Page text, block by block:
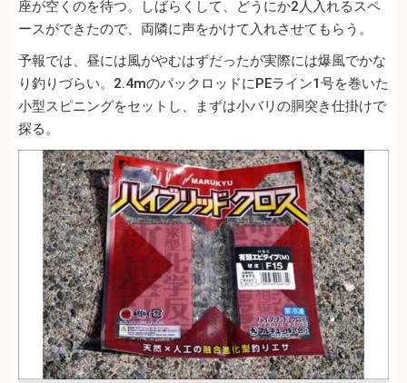
座が空くのを待つ。しばらくして、どうにか2人入れるスペ
ースができたので、両隣に声をかけて入れさせてもらう。
予報では、昼には風がやむはずだったが実際には爆風でかな
り釣りづらい。2.4mのパックロッドにPEライン1号を巻いた
小型スピニングをセットし、まずは小バリの胴突き仕掛けで
探る。